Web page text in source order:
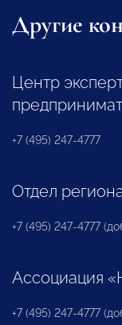
Другие
Центр
+7 (495) 247-4777
Отдел
+7 (495) 247-4777
Ассоциация
+7 (495) 247-4777